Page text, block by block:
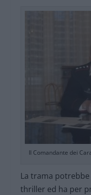
Il Comandante dei
La trama
thriller ed ha per